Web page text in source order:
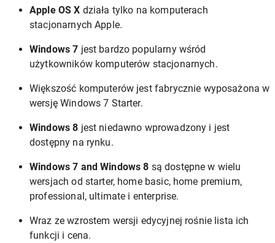
Apple OS X działa tylko na komputerach
stacjonarnych Apple.
Windows 7 jest bardzo popularny wśród
użytkowników komputerów stacjonarnych.
Większość komputerów jest fabrycznie wyposażona w
wersję Windows 7 Starter.
Windows 8 jest niedawno wprowadzony i jest
dostępny na rynku.
Windows 7 and Windows 8 są dostępne w wielu
wersjach od starter, home basic, home premium,
professional, ultimate i enterprise.
Wraz ze wzrostem wersji edycyjnej rośnie lista ich
funkcji i cena.